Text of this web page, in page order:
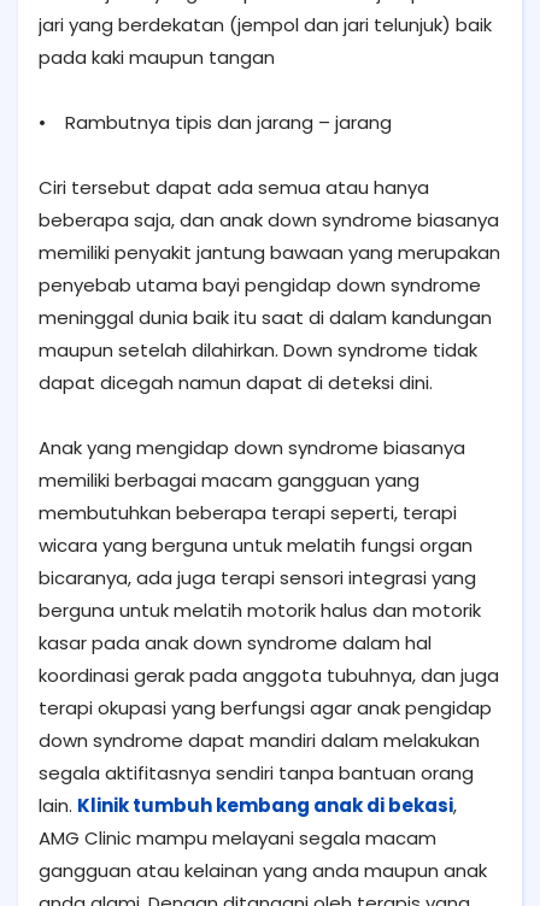
jari yang berdekatan (jempol dan jari telunjuk) baik
pada kaki maupun tangan
• Rambutnya tipis dan jarang – jarang
Ciri tersebut dapat ada semua atau hanya
beberapa saja, dan anak down syndrome biasanya
memiliki penyakit jantung bawaan yang merupakan
penyebab utama bayi pengidap down syndrome
meninggal dunia baik itu saat di dalam kandungan
maupun setelah dilahirkan. Down syndrome tidak
dapat dicegah namun dapat di deteksi dini.
Anak yang mengidap down syndrome biasanya
memiliki berbagai macam gangguan yang
membutuhkan beberapa terapi seperti, terapi
wicara yang berguna untuk melatih fungsi organ
bicaranya, ada juga terapi sensori integrasi yang
berguna untuk melatih motorik halus dan motorik
kasar pada anak down syndrome dalam hal
koordinasi gerak pada anggota tubuhnya, dan juga
terapi okupasi yang berfungsi agar anak pengidap
down syndrome dapat mandiri dalam melakukan
segala aktifitasnya sendiri tanpa bantuan orang
lain. Klinik tumbuh kembang anak di bekasi,
AMG Clinic mampu melayani segala macam
gangguan atau kelainan yang anda maupun anak